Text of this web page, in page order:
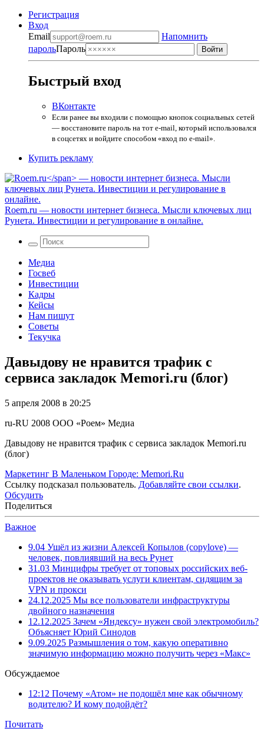
Регистрация
Вход
Email
Напомнить
парольПароль
Быстрый вход
ВКонтакте
Если ранее вы входили с помощью кнопок социальных сетей
— восстановите пароль на тот e-mail, который использовался
в соцсетях и войдите способом «вход по e-mail».
Купить рекламу
Roem.ru — новости интернет бизнеса. Мысли ключевых лиц
Рунета. Инвестиции и регулирование в онлайне.
Медиа
Госвеб
Инвестиции
Кадры
Кейсы
Нам пишут
Советы
Текучка
Давыдову не нравится трафик с
сервиса закладок Memori.ru (блог)
5 апреля 2008 в 20:25
ru-RU 2008 ООО «Роем» Медиа
Давыдову не нравится трафик с сервиса закладок Memori.ru
(блог)
Маркетинг В Маленьком Городе: Memori.Ru
Ссылку подсказал пользователь. Добавляйте свои ссылки.
Обсудить
Поделиться
Важное
9.04 Ушёл из жизни Алексей Копылов (copylove) —
человек, повлиявший на весь Рунет
31.03 Минцифры требует от топовых российских веб-
проектов не оказывать услуги клиентам, сидящим за
VPN и прокси
24.12.2025 Мы все пользователи инфраструктуры
двойного назначения
12.12.2025 Зачем «Яндексу» нужен свой электромобиль?
Объясняет Юрий Синодов
9.09.2025 Размышления о том, какую оперативно
значимую информацию можно получить через «Макс»
Обсуждаемое
12:12 Почему «Атом» не подошёл мне как обычному
водителю? И кому подойдёт?
Почитать